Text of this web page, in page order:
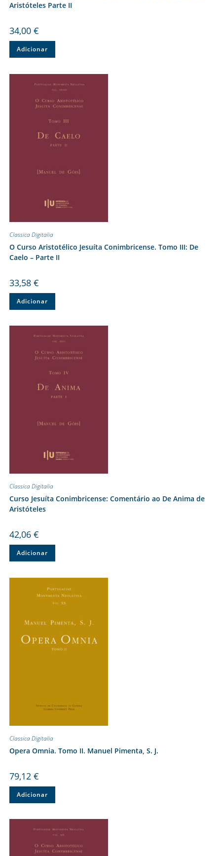
Aristóteles Parte II
34,00 €
Adicionar
Classica Digitalia
O Curso Aristotélico Jesuíta Conimbricense. Tomo III: De
Caelo – Parte II
33,58 €
Adicionar
Classica Digitalia
Curso Jesuíta Conimbricense: Comentário ao De Anima de
Aristóteles
42,06 €
Adicionar
Classica Digitalia
Opera Omnia. Tomo II. Manuel Pimenta, S. J.
79,12 €
Adicionar